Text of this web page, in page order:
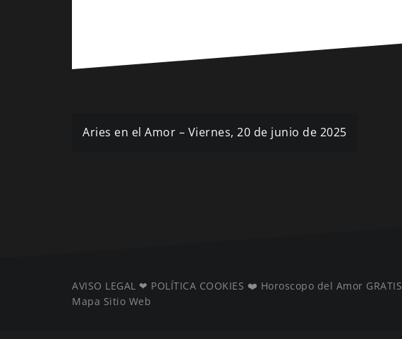
Navegación
Aries en el Amor – Viernes, 20 de junio de 2025
AVISO LEGAL ❤ ️ POLÍTICA COOKIES ❤️ Horoscopo del Amor GRATIS
Mapa Sitio Web